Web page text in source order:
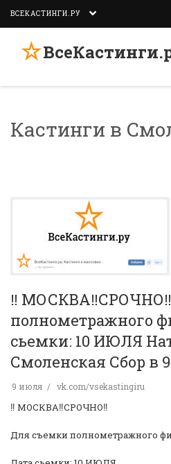
ВСЕКАСТИНГИ.РУ
☆
Кастинги в
‼️
полнометражного
сьемки: 10 ИЮЛЯ
Смоленская Сбор в
9 июля vk.com/vsekastingiru
‼️ МОСКВА‼️СРОЧНО‼️
Для съемки полнометражного